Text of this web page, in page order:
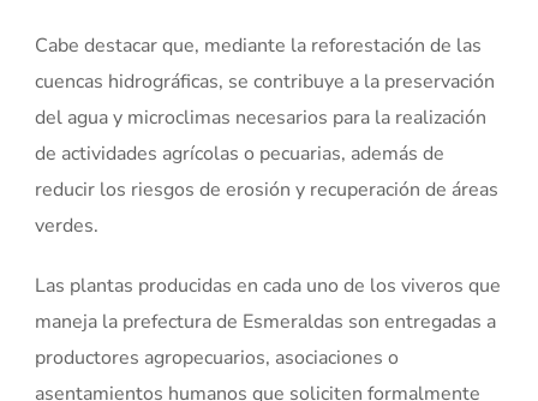
Cabe destacar que, mediante la reforestación de las
cuencas hidrográficas, se contribuye a la preservación
del agua y microclimas necesarios para la realización
de actividades agrícolas o pecuarias, además de
reducir los riesgos de erosión y recuperación de áreas
verdes.
Las plantas producidas en cada uno de los viveros que
maneja la prefectura de Esmeraldas son entregadas a
productores agropecuarios, asociaciones o
asentamientos humanos que soliciten formalmente